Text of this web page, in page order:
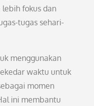
fokus dan
tugas sehari-
menggunakan
waktu untuk
momen
ini membantu